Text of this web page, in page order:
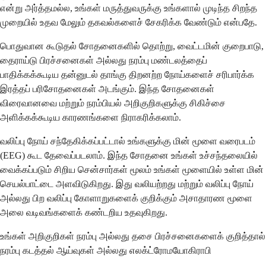
என்று அர்த்தமல்ல, உங்கள் மருத்துவருக்கு உங்களால் முடிந்த சிறந்த
முறையில் உதவ மேலும் தகவல்களைச் சேகரிக்க வேண்டும் என்பதே.
பொதுவான கூடுதல் சோதனைகளில் தொற்று, வைட்டமின் குறைபாடு,
தைராய்டு பிரச்சனைகள் அல்லது நரம்பு மண்டலத்தைப்
பாதிக்கக்கூடிய தன்னுடல் தாங்கு திறனற்ற நோய்களைச் சரிபார்க்க
இரத்தப் பரிசோதனைகள் அடங்கும். இந்த சோதனைகள்
விரைவானவை மற்றும் நரம்பியல் அறிகுறிகளுக்கு சிகிச்சை
அளிக்கக்கூடிய காரணங்களை நிராகரிக்கலாம்.
வலிப்பு நோய் சந்தேகிக்கப்பட்டால் உங்களுக்கு மின் மூளை வரைபடம்
(EEG) கூட தேவைப்படலாம். இந்த சோதனை உங்கள் உச்சந்தலையில்
வைக்கப்படும் சிறிய சென்சார்கள் மூலம் உங்கள் மூளையில் உள்ள மின்
செயல்பாட்டை அளவிடுகிறது. இது வலியற்றது மற்றும் வலிப்பு நோய்
அல்லது பிற வலிப்பு கோளாறுகளைக் குறிக்கும் அசாதாரண மூளை
அலை வடிவங்களைக் கண்டறிய உதவுகிறது.
உங்கள் அறிகுறிகள் நரம்பு அல்லது தசை பிரச்சனைகளைக் குறித்தால்
நரம்பு கடத்தல் ஆய்வுகள் அல்லது எலக்ட்ரோமயோகிராபி